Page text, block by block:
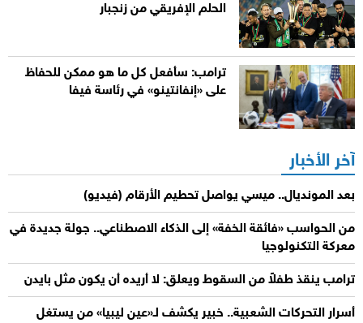
الحلم الإفريقي من زنجبار
ترامب: سأفعل كل ما هو ممكن للحفاظ
على «إنفانتينو» في رئاسة فيفا
آخر الأخبار
بعد المونديال.. ميسي يواصل تحطيم الأرقام (فيديو)
من الحواسب «فائقة الخفة» إلى الذكاء الاصطناعي.. جولة جديدة في
معركة التكنولوجيا
ترامب ينقذ طفلاً من السقوط ويعلق: لا أريده أن يكون مثل بايدن
أسرار التحركات الشعبية.. خبير يكشف لـ«عين ليبيا» من يستغل